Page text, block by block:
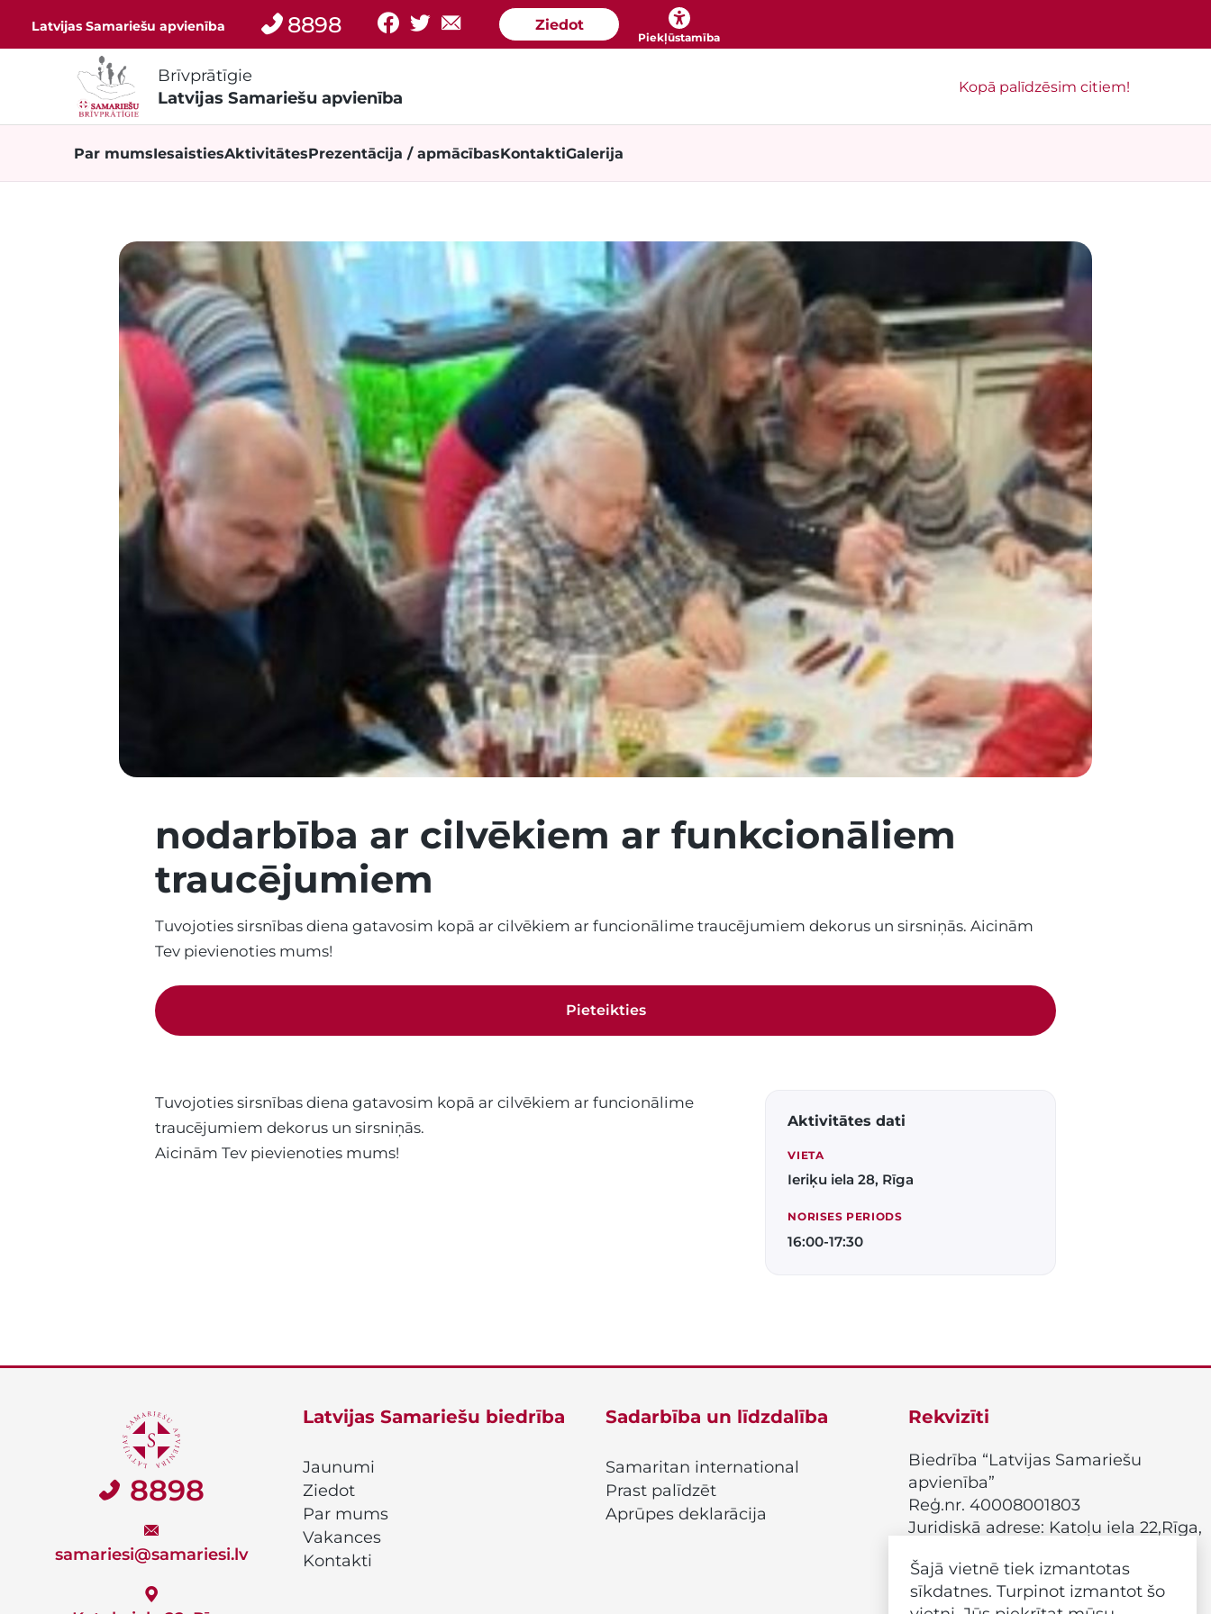
Šajā vietnē tiek izmantotas
sīkdatnes. Turpinot izmantot šo
Latvijas Samariešu apvienība 8898 Ziedot
Piekļūstamība
Brīvprātīgie
Latvijas Samariešu apvienība
Kopā palīdzēsim citiem!
Par mumsIesaistiesAktivitātesPrezentācija / apmācībasKontaktiGalerija
nodarbība ar cilvēkiem ar funkcionāliem
traucējumiem
Tuvojoties sirsnības diena gatavosim kopā ar cilvēkiem ar funcionālime traucējumiem dekorus un sirsniņās. Aicinām
Tev pievienoties mums!
Pieteikties
Tuvojoties sirsnības diena gatavosim kopā ar cilvēkiem ar funcionālime
traucējumiem dekorus un sirsniņās.
Aicinām Tev pievienoties mums!
Aktivitātes dati
VIETA
Ieriķu iela 28, Rīga
NORISES PERIODS
16:00-17:30
8898
samariesi@samariesi.lv
Latvijas Samariešu biedrība
Jaunumi
Ziedot
Par mums
Vakances
Kontakti
Sadarbība un līdzdalība
Samaritan international
Prast palīdzēt
Aprūpes deklarācija
Rekvizīti
Biedrība “Latvijas Samariešu
apvienība”
Reģ.nr. 40008001803
Juridiskā adrese: Katoļu iela 22,Rīga,
Swedbank, IBAN
LV98HABA0551018224165